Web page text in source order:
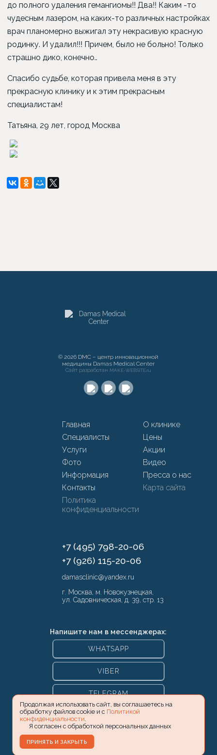
до полного удаления гемангиомы!! Два!! Каким -то
чудесным лазером, на каких-то различных настройках
врач планомерно выжигал эту некрасивую красную
родинку. И удалил!!! Причем, было не больно! Только
страшно дико, конечно..
Спасибо судьбе, которая привела меня в эту
прекрасную клинику и к этим прекрасным
специалистам!
Татьяна, 29 лет, город Москва
Продолжая использовать сайт, вы соглашаетесь на
обработку файлов cookie и с Политикой
конфиденциальности
Я согласен с обработкой персональных данных
ПРИНЯТЬ И ЗАКРЫТЬ
© 2026 DMC – центр инновационной
медицины Damas Medical Center
Сайт разработан MAKE-WEBSITE.ru
Главная
О клинике
Специалисты
Цены
Услуги
Акции
Фото
Видео
Информация
Пресса о нас
Контакты
Карта сайта
Политика
конфиденциальности
+7 (495) 798-20-06
+7 (926) 115-20-06
damasclinic@yandex.ru
г. Москва, м. Новокузнецкая,
ул. Садовническая, д. 39, стр. 13
Напишите нам в мессенджерах:
WHATSAPP
VIBER
TELEGRAM